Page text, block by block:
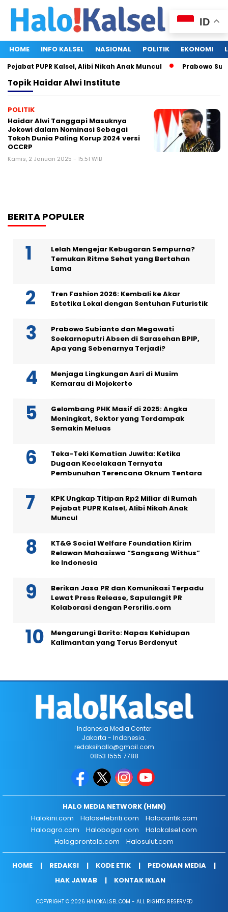
HOME INFO KALSEL NASIONAL POLITIK EKONOMI
PUPR Kalsel, Alibi Nikah Anak Muncul Prabowo
TopikHaidar Alwi Institute
POLITIK
Haidar Alwi Tanggapi Masuknya
Jokowi dalam Nominasi Sebagai
Tokoh Dunia Paling Korup 2024 versi
OCCRP
Kamis, 2 Januari 2025 - 15:51 WIB
BERITA POPULER
Lelah Mengejar Kebugaran Sempurna?
Temukan Ritme Sehat yang Bertahan
Lama
Tren Fashion 2026: Kembali ke Akar
Estetika Lokal dengan Sentuhan Futuristik
Prabowo Subianto dan Megawati
Soekarnoputri Absen di Sarasehan BPIP,
Apa yang Sebenarnya Terjadi?
Menjaga Lingkungan Asri di Musim
Kemarau di Mojokerto
Gelombang PHK Masif di 2025: Angka
Meningkat, Sektor yang Terdampak
Semakin Meluas
Teka-Teki Kematian Juwita: Ketika
Dugaan Kecelakaan Ternyata
Pembunuhan Terencana Oknum Tentara
KPK Ungkap Titipan Rp2 Miliar di Rumah
Pejabat PUPR Kalsel, Alibi Nikah Anak
Muncul
KT&G Social Welfare Foundation Kirim
Relawan Mahasiswa “Sangsang Withus”
ke Indonesia
Berikan Jasa PR dan Komunikasi Terpadu
Lewat Press Release, Sapulangit PR
Kolaborasi dengan Persrilis.com
Mengarungi Barito: Napas Kehidupan
Kalimantan yang Terus Berdenyut
ID
Indonesia Media Center
Jakarta - Indonesia.
redaksihallo@gmail.com
0853 1555 7788
HALO MEDIA NETWORK (HMN)
Halokini.com
Haloselebriti.com
Halocantik.com
Haloagro.com
Halobogor.com
Halokalsel.com
Halogorontalo.com
Halosulut.com
HOME REDAKSI KODE ETIK
PEDOMAN MEDIA
HAK JAWAB
KONTAK IKLAN
COPYRIGHT © 2026 HALOKALSEL.COM - ALL RIGHTS RESERVED